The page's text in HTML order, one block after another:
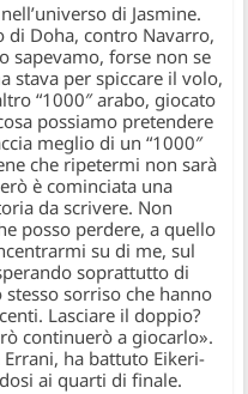
di Jasmine.
Doha, contro Navarro,
sapevamo, forse non se
stava per spiccare il volo,
“1000″ arabo, giocato
possiamo pretendere
meglio di un “1000″
che ripetermi non sarà
è cominciata una
da scrivere. Non
posso perdere, a quello
su di me, sul
soprattutto di
sorriso che hanno
Lasciare il doppio?
continuerò a giocarlo».
ha battuto Eikeri-
ai quarti di finale.